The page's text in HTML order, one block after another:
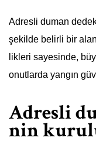
Adresli duman
şekilde belirli bir
likleri sayesinde,
onutlarda yangın
Adresli
nin